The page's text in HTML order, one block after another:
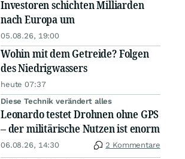
Investoren schichten Milliarden
nach Europa um
05.08.26, 19:00
Wohin mit dem Getreide? Folgen
des Niedrigwassers
heute 07:37
Diese Technik verändert alles
Leonardo testet Drohnen ohne GPS
– der militärische Nutzen ist enorm
06.08.26, 14:30 2 Kommentare